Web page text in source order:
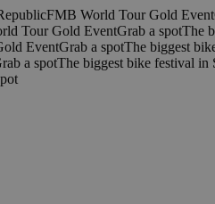
FMB World Tour Gold Event
Tour Gold EventGrab a spotThe
EventGrab a spotThe biggest
a spotThe biggest bike festival in